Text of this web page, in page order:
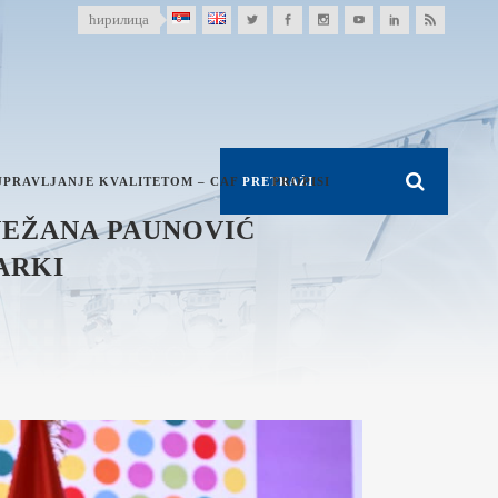
ћирилица
KVALITETOM – CAF PROPISI
PAUNOVIĆ